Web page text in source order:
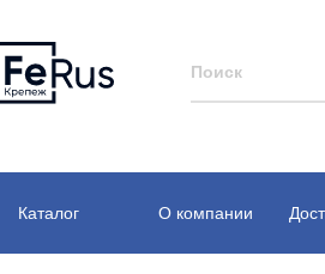
Каталог О компании